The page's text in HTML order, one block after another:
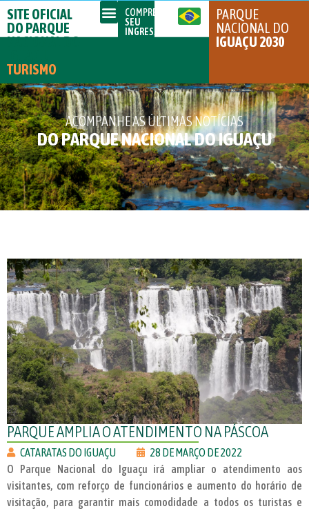
SITE OFICIAL
DO PARQUE
NACIONAL DO
TURISMO
COMPRE
SEU
INGRESSO
PARQUE
NACIONAL DO
IGUAÇU 2030
ACOMPANHE AS ÚLTIMAS NOTÍCIAS
DO PARQUE NACIONAL DO IGUAÇU
PARQUE AMPLIA O ATENDIMENTO NA PÁSCOA
CATARATAS DO IGUAÇU
28 DE MARÇO DE 2022
O Parque Nacional do Iguaçu irá ampliar o atendimento aos
visitantes, com reforço de funcionários e aumento do horário de
visitação, para garantir mais comodidade a todos os turistas e